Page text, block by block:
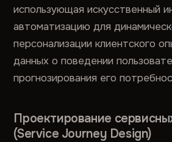
использующая искусственный
автоматизацию для
персонализации клиентского
данных о поведении
прогнозирования его
Проектирование
(Service Journey Design)